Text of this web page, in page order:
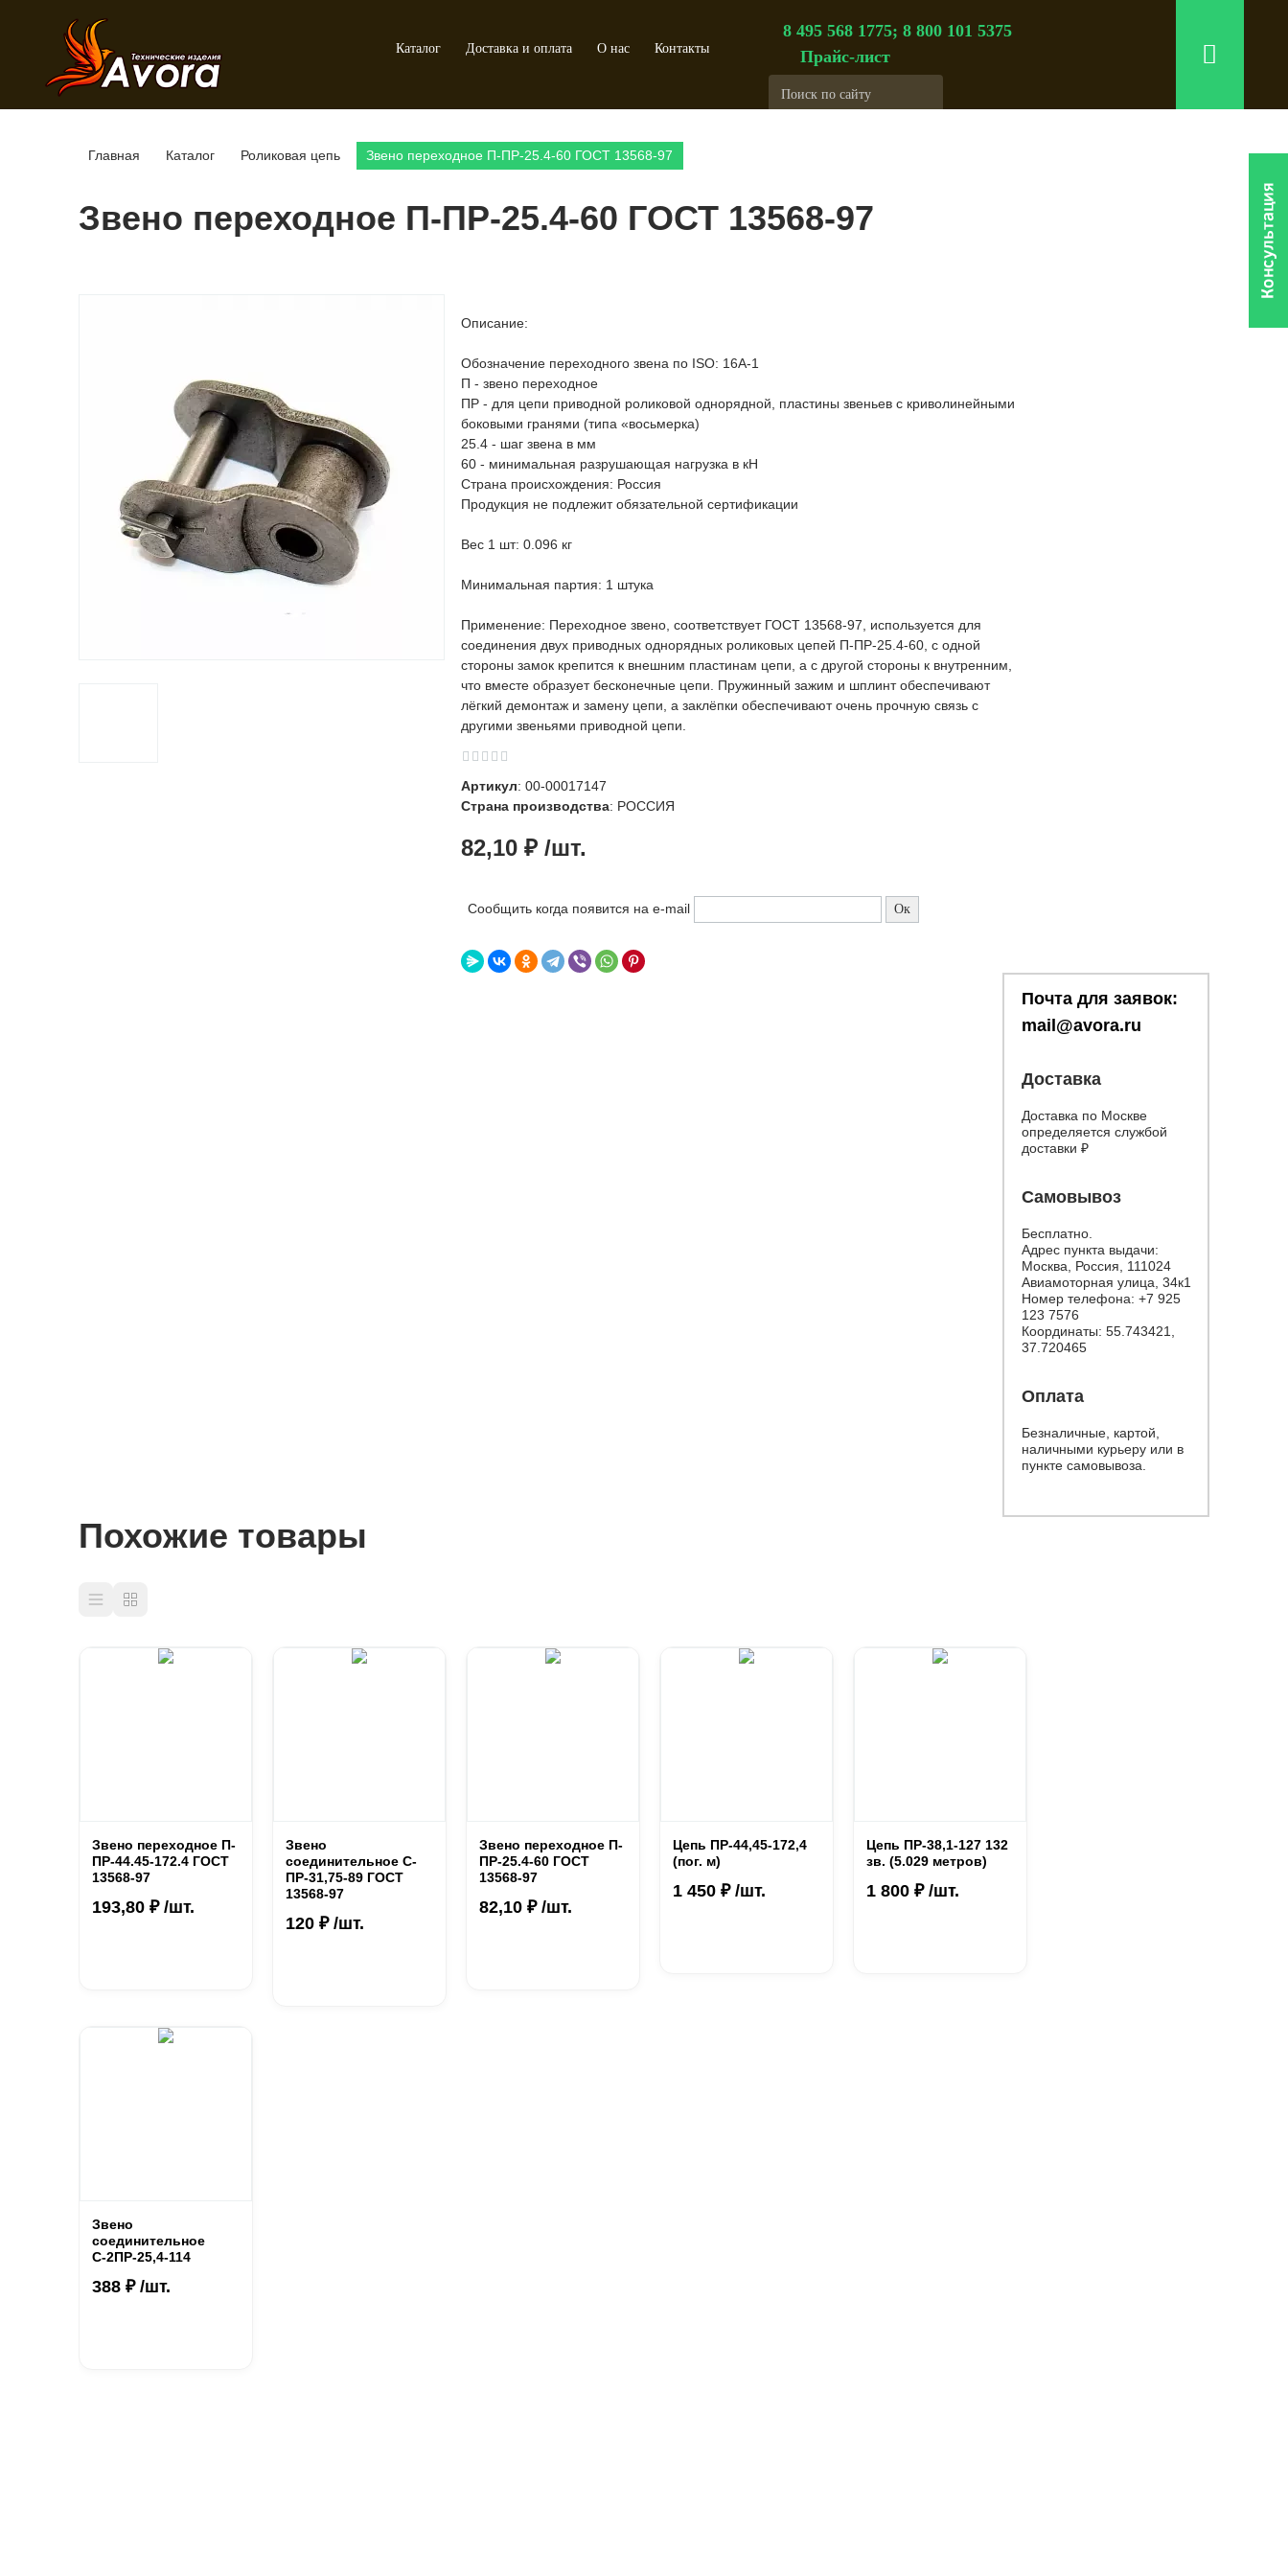
Каталог Доставка и оплата О нас Контакты
8 495 568 1775; 8 800 101 5375
Прайс-лист
Главная Каталог Роликовая цепь Звено переходное П-ПР-25.4-60 ГОСТ 13568-97
Звено переходное П-ПР-25.4-60 ГОСТ 13568-97
Описание:
Обозначение переходного звена по ISO: 16А-1
П - звено переходное
ПР - для цепи приводной роликовой однорядной, пластины звеньев с криволинейными
боковыми гранями (типа «восьмерка)
25.4 - шаг звена в мм
60 - минимальная разрушающая нагрузка в кН
Страна происхождения: Россия
Продукция не подлежит обязательной сертификации
Вес 1 шт: 0.096 кг
Минимальная партия: 1 штука
Применение: Переходное звено, соответствует ГОСТ 13568-97, используется для
соединения двух приводных однорядных роликовых цепей П-ПР-25.4-60, с одной
стороны замок крепится к внешним пластинам цепи, а с другой стороны к внутренним,
что вместе образует бесконечные цепи. Пружинный зажим и шплинт обеспечивают
лёгкий демонтаж и замену цепи, а заклёпки обеспечивают очень прочную связь с
другими звеньями приводной цепи.
Артикул: 00-00017147
Страна производства: РОССИЯ
82,10 ₽ /шт.
Сообщить когда появится на e-mail
Почта для заявок:
mail@avora.ru
Доставка
Доставка по Москве
определяется службой
доставки ₽
Самовывоз
Бесплатно.
Адрес пункта выдачи:
Москва, Россия, 111024
Авиамоторная улица, 34к1
Номер телефона: +7 925
123 7576
Координаты: 55.743421,
37.720465
Оплата
Безналичные, картой,
наличными курьеру или в
пункте самовывоза.
Похожие товары
Звено переходное П-
ПР-44.45-172.4 ГОСТ
13568-97
193,80 ₽ /шт.
Звено
соединительное C-
ПР-31,75-89 ГОСТ
13568-97
120 ₽ /шт.
Звено переходное П-
ПР-25.4-60 ГОСТ
13568-97
82,10 ₽ /шт.
Цепь ПР-44,45-172,4
(пог. м)
1 450 ₽ /шт.
Цепь ПР-38,1-127 132
зв. (5.029 метров)
1 800 ₽ /шт.
Звено
соединительное
С-2ПР-25,4-114
388 ₽ /шт.